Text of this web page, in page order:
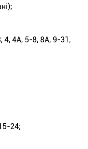
4, 4А, 5-8, 8А, 9-31,
24;